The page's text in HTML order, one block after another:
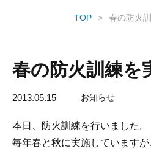
TOP 春の防火
春の防火訓練を
2013.05.15 お知らせ
本日、防火訓練を行いました。
毎年春と秋に実施しています